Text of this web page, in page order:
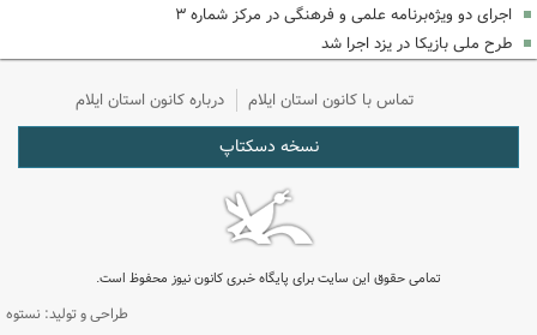
اجرای دو ویژه‌برنامه علمی و فرهنگی در مرکز شماره ۳
طرح ملی بازیکا در یزد اجرا شد
تماس با کانون استان ایلام درباره کانون استان ایلام
نسخه دسکتاپ
تمامی حقوق این سایت برای پایگاه خبری کانون نیوز محفوظ است.
طراحی و تولید: نستوه